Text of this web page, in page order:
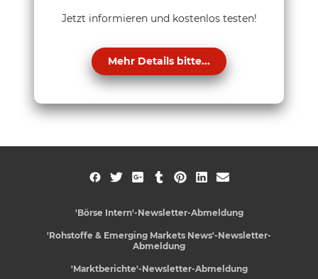
Jetzt informieren und kostenlos testen!
Mehr Details bitte...
'Börse Intern'-Newsletter-Abmeldung
'Rohstoffe & Emerging Markets News'-Newsletter-
Abmeldung
'Marktberichte'-Newsletter-Abmeldung